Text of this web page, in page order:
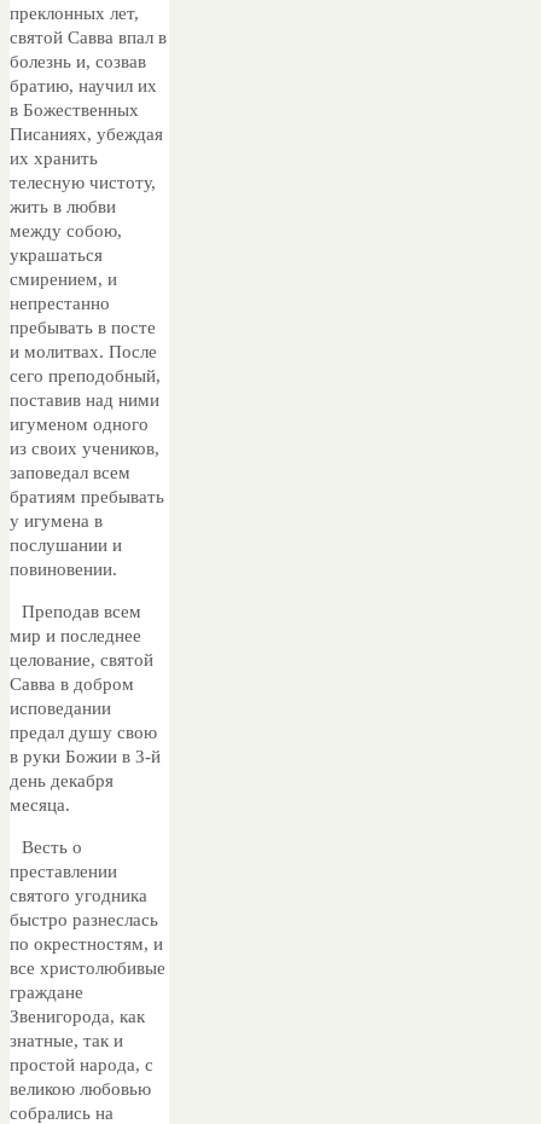
преклонных лет,
святой Савва впал в
болезнь и, созвав
братию, научил их
в Божественных
Писаниях, убеждая
их хранить
телесную чистоту,
жить в любви
между собою,
украшаться
смирением, и
непрестанно
пребывать в посте
и молитвах. После
сего преподобный,
поставив над ними
игуменом одного
из своих учеников,
заповедал всем
братиям пребывать
у игумена в
послушании и
повиновении.
Преподав всем
мир и последнее
целование, святой
Савва в добром
исповедании
предал душу свою
в руки Божии в 3-й
день декабря
месяца.
Весть о
преставлении
святого угодника
быстро разнеслась
по окрестностям, и
все христолюбивые
граждане
Звенигорода, как
знатные, так и
простой народа, с
великою любовью
собрались на